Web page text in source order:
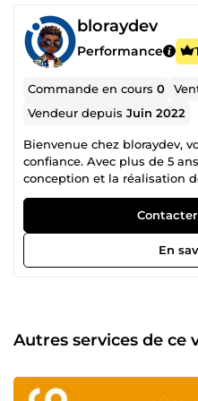
bloraydev
Performance
Commande en cours0
Vendeur depuisJuin 2022
Bienvenue chez bloraydev,
confiance. Avec plus de 5
conception et la réalisation
ajoutée, nous
domaines suivants : 💻 E-commerce (création, optimisation
et maintenance de
digital (campagnes Google
de génération de leads) ⚙️
ambitions en ligne sans tracas ! ==
bloraydev ? Expertise reconnue : Des dizaines de projets
résultats : Nous utilisons
En
Autres services de ce